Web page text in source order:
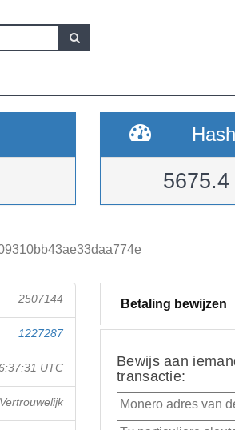
5675.4
2507144
1227287
UTC
Vertrouwelijk
Betaling bewijzen
Bewijs aan
transactie: